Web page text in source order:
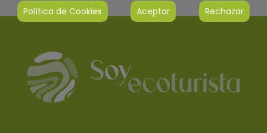
Política de Cookies Aceptar Rechazar